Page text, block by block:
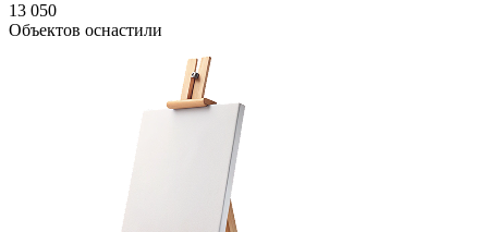
13 050
Объектов оснастили